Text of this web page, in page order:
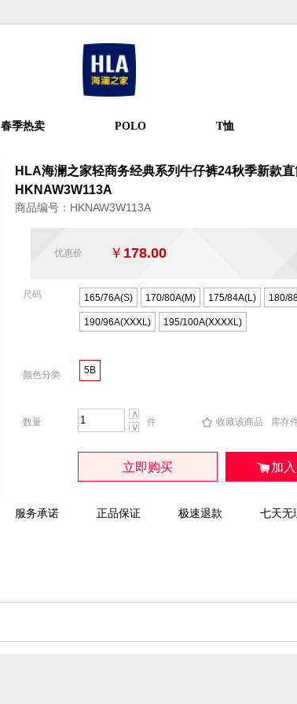
春季热卖 POLO T恤
HLA海澜之家轻商务经典系列牛仔裤24秋季新款
HKNAW3W113A
商品编号：HKNAW3W113A
优惠价 ￥ 178.00
尺码 165/76A(S) 170/80A(M) 175/84A(L) 180/
190/96A(XXXL) 195/100A(XXXXL)
颜色分类 5B
数量
∧
∨
件 收藏该商品 库存
立即购买 加
服务承诺 正品保证 极速退款 七天无